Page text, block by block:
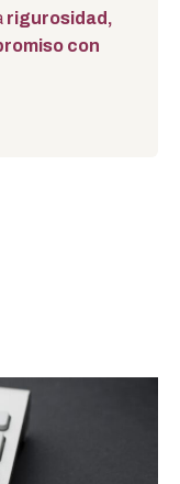
rigurosidad,
con